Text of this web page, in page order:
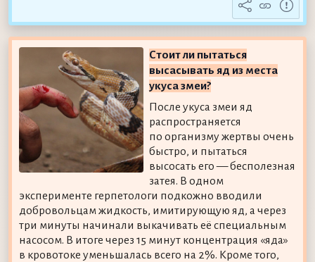
Стоит ли пытаться
высасывать яд из места
укуса змеи?
После укуса змеи яд
распространяется
по организму жертвы очень
быстро, и пытаться
высосать его — бесполезная
затея. В одном
эксперименте герпетологи подкожно вводили
добровольцам жидкость, имитирующую яд, а через
три минуты начинали выкачивать её специальным
насосом. В итоге через 15 минут концентрация «яда»
в кровотоке уменьшалась всего на 2%. Кроме того,